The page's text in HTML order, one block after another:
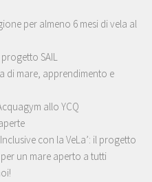
per almeno 6 mesi di vela al
SAIL
di mare, apprendimento e
allo YCQ
con la VeLa’: il progetto
un mare aperto a tutti